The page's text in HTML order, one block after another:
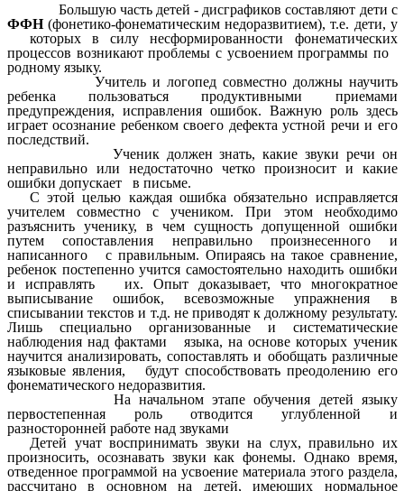
Большую часть детей - дисграфиков составляют дети с
ФФН(фонетико-фонематическим недоразвитием), т.е. дети, у
которых в силу несформированности фонематических
процессов возникают проблемы с усвоением программы по
родному языку.
Учитель и логопед совместно должны научить
ребенка пользоваться продуктивными приемами
предупреждения, исправления ошибок. Важную роль здесь
играет осознание ребенком своего дефекта устной речи и его
последствий.
Ученик должен знать, какие звуки речи он
неправильно или недостаточно четко произносит и какие
ошибки допускает в письме.
С этой целью каждая ошибка обязательно исправляется
учителем совместно с учеником. При этом необходимо
разъяснить ученику, в чем сущность допущенной ошибки
путем сопоставления неправильно произнесенного и
написанного с правильным. Опираясь на такое сравнение,
ребенок постепенно учится самостоятельно находить ошибки
и исправлять их. Опыт доказывает, что многократное
выписывание ошибок, всевозможные упражнения в
списывании текстов и т.д. не приводят к должному результату.
Лишь специально организованные и систематические
наблюдения над фактами языка, на основе которых ученик
научится анализировать, сопоставлять и обобщать различные
языковые явления, будут способствовать преодолению его
фонематического недоразвития.
На начальном этапе обучения детей языку
первостепенная роль отводится углубленной и
разносторонней работе над звуками
Детей учат воспринимать звуки на слух, правильно их
произносить, осознавать звуки как фонемы. Однако время,
отведенное программой на усвоение материала этого раздела,
рассчитано в основном на детей, имеющих нормальное